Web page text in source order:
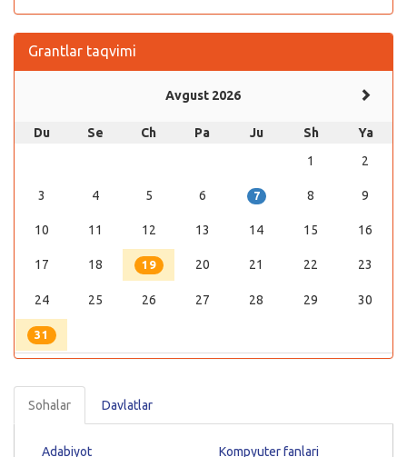
Grantlar taqvimi
Avgust 2026
Du Se Ch Pa Ju Sh
Ya
1
2
3 4 5 6 7 8 9
10 11 12 13 14 15 16
17 18 19 20 21 22 23
24 25 26 27 28 29 30
31
Sohalar Davlatlar
Adabiyot Kompyuter fanlari